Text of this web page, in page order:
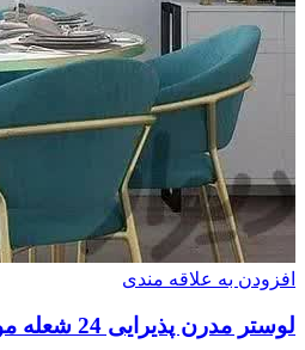
افزودن به علاقه مندی
لوستر مدرن پذیرایی 24 شعله مولکولی گرد لوستر مون